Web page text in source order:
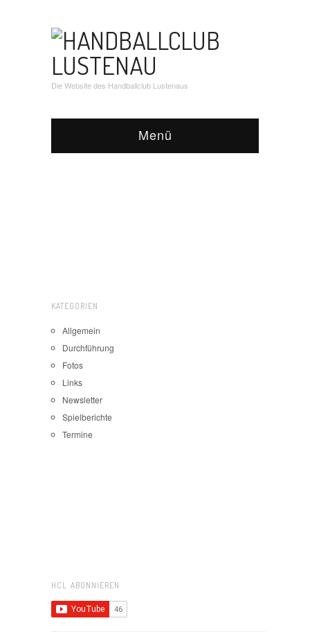
Die Website des Handballclub Lustenaus
Menü
KATEGORIEN
Allgemein
Durchführung
Fotos
Links
Newsletter
Spielberichte
Termine
HCL ABONNIEREN